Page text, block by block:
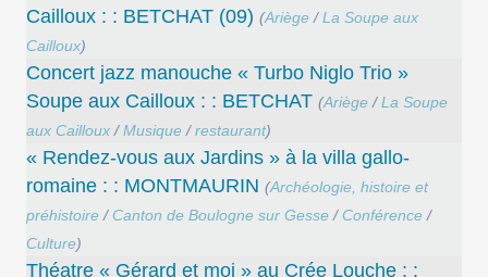
Cailloux : : BETCHAT (09) (Ariège /La Soupe aux
Cailloux)
Concert jazz manouche « Turbo Niglo Trio »
Soupe aux Cailloux : : BETCHAT (Ariège /La Soupe
aux Cailloux /Musique /restaurant)
« Rendez-vous aux Jardins » à la villa gallo-
romaine : : MONTMAURIN (Archéologie, histoire et
préhistoire / Canton de Boulogne sur Gesse / Conférence /
Culture)
Théatre « Gérard et moi » au Crée Louche : :